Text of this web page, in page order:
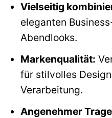
Vielseitig
eleganten
Abendlooks.
Markenqualität:
für stilvolles
Verarbeitung.
Angenehmer